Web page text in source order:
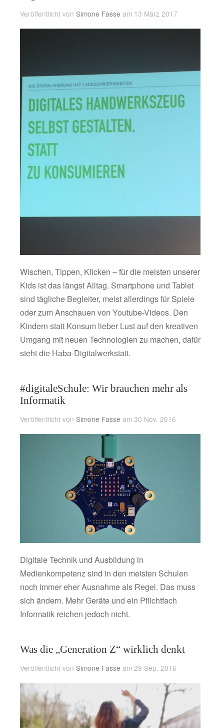
Veröffentlicht von Simone Fasse am 13 März 2017
Wischen, Tippen, Klicken – für die meisten unserer
Kids ist das längst Alltag. Smartphone und Tablet
sind tägliche Begleiter, meist allerdings für Spiele
oder zum Anschauen von Youtube-Videos. Den
Kindern statt Konsum lieber Lust auf den kreativen
Umgang mit neuen Technologien zu machen, dafür
steht die Haba-Digitalwerkstatt.
#digitaleSchule: Wir brauchen mehr als
Informatik
Veröffentlicht von Simone Fasse am 30 Nov. 2016
Digitale Technik und Ausbildung in
Medienkompetenz sind in den meisten Schulen
noch immer eher Ausnahme als Regel. Das muss
sich ändern. Mehr Geräte und ein Pflichtfach
Informatik reichen jedoch nicht.
Was die „Generation Z“ wirklich denkt
Veröffentlicht von Simone Fasse am 29 Sep. 2016